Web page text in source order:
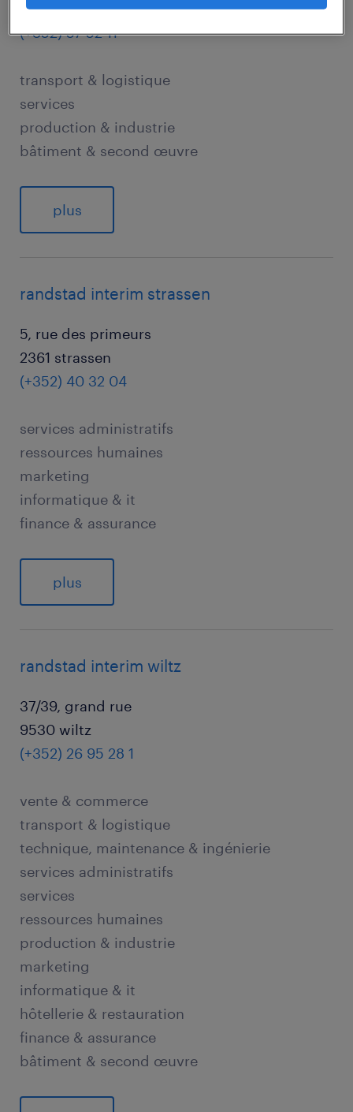
4220 esch-sur-alzette
(+352) 57 52 11
transport & logistique
services
production & industrie
bâtiment & second œuvre
plus
randstad interim strassen
5, rue des primeurs
2361 strassen
(+352) 40 32 04
services administratifs
ressources humaines
marketing
informatique & it
finance & assurance
plus
randstad interim wiltz
37/39, grand rue
9530 wiltz
(+352) 26 95 28 1
vente & commerce
transport & logistique
technique, maintenance & ingénierie
services administratifs
services
ressources humaines
production & industrie
marketing
informatique & it
hôtellerie & restauration
finance & assurance
bâtiment & second œuvre